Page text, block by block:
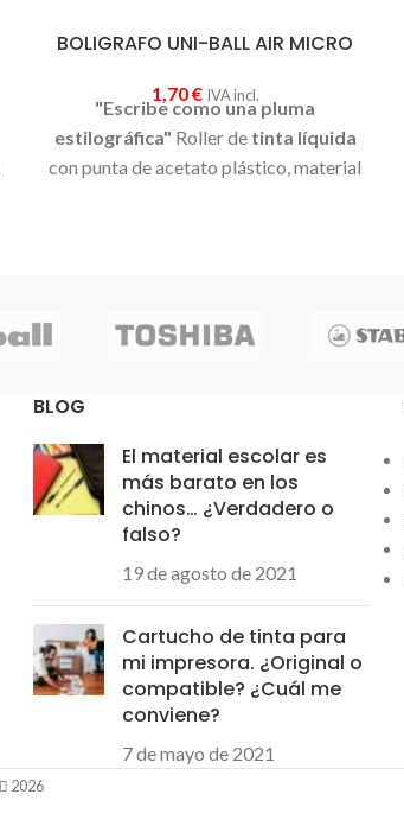
BOLIGRAFO UNI-BALL AIR MICRO
1,70€ IVA incl.
"Escribe como una pluma
estilográfica" Roller de tinta líquida
con punta de acetato plástico, material
pero
TODOS ESCRIBEN EN NEGRO .
BLOG
El material escolar es
más barato en los
chinos… ¿Verdadero o
falso?
19 de agosto de 2021
Cartucho de tinta para
mi impresora. ¿Original o
compatible? ¿Cuál me
conviene?
7 de mayo de 2021
2026